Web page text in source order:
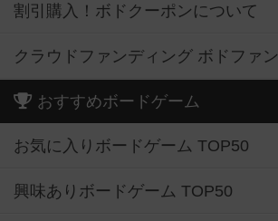
割引購入！ボドクーポンについて
クラウドファンディング ボドファン
おすすめボードゲーム
お気に入りボードゲーム TOP50
興味ありボードゲーム TOP50